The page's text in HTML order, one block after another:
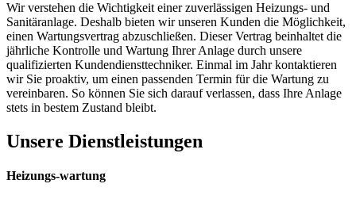
Wir verstehen die Wichtigkeit einer zuverlässigen Heizungs- und
Sanitäranlage. Deshalb bieten wir unseren Kunden die Möglichkeit,
einen Wartungsvertrag abzuschließen. Dieser Vertrag beinhaltet die
jährliche Kontrolle und Wartung Ihrer Anlage durch unsere
qualifizierten Kundendiensttechniker. Einmal im Jahr kontaktieren
wir Sie proaktiv, um einen passenden Termin für die Wartung zu
vereinbaren. So können Sie sich darauf verlassen, dass Ihre Anlage
stets in bestem Zustand bleibt.
Unsere Dienstleistungen
Heizungs-wartung